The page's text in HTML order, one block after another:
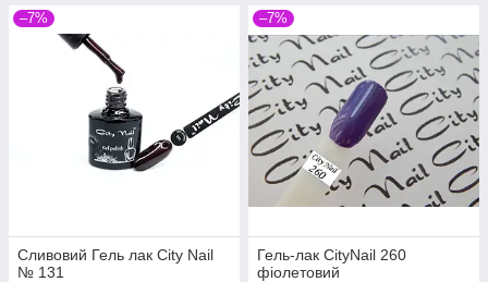
–7%
Сливовий Гель лак City Nail
№ 131
–7%
Гель-лак CityNail 260
фіолетовий